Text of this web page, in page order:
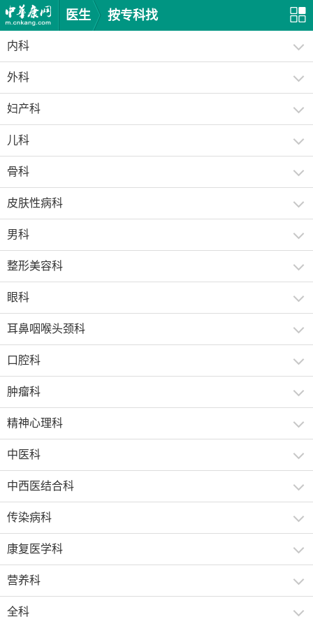
医生 按专科找
内科
外科
妇产科
儿科
骨科
皮肤性病科
男科
整形美容科
眼科
耳鼻咽喉头颈科
口腔科
肿瘤科
精神心理科
中医科
中西医结合科
传染病科
康复医学科
营养科
全科